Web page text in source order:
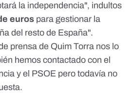
la independencia", indultos
euros para gestionar la
del resto de España".
prensa de Quim Torra nos lo
hemos contactado con el
y el PSOE pero todavía no